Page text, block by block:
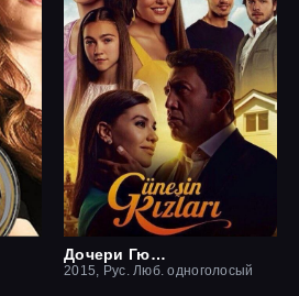
Дочери Гюнеш
2015, Рус. Люб. одноголосый